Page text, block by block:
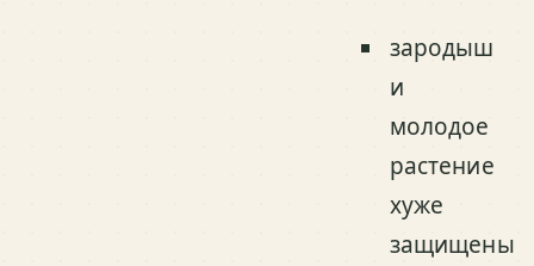
зародыш
и
молодое
растение
хуже
защищены